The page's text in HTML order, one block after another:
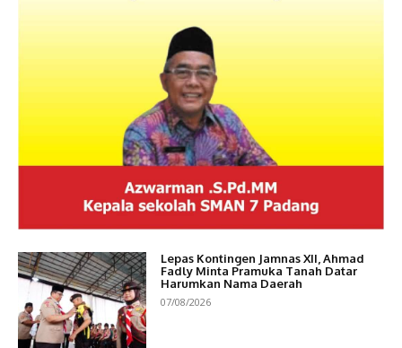
Lepas Kontingen Jamnas XII, Ahmad
Fadly Minta Pramuka Tanah Datar
Harumkan Nama Daerah
07/08/2026